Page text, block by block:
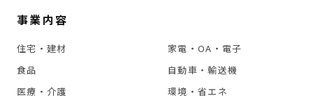
事業内容
住宅・建材
家電・OA・電子
食品
自動車・輸送機
医療・介護
環境・省エネ